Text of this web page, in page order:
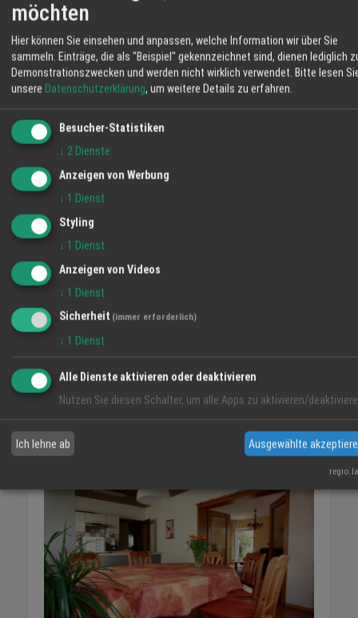
Partner von
Angebote
Angebote
Angebot
Unsere kleine Wohnung
möchten
Hier können Sie einsehen und anpassen, welche Information wir über Sie
sammeln. Einträge, die als "Beispiel" gekennzeichnet sind, dienen lediglich
Demonstrationszwecken und werden nicht wirklich verwendet. Bitte lesen
unsere Datenschutzerklärung, um weitere Details zu erfahren.
Besucher-Statistiken
↓ 2 Dienste
Anzeigen von Werbung
↓ 1 Dienst
Styling
↓ 1 Dienst
Anzeigen von Videos
↓ 1 Dienst
Sicherheit (immer erforderlich)
↓ 1 Dienst
Alle Dienste aktivieren oder deaktivieren
Nutzen Sie diesen Schalter, um alle Apps zu aktivieren/
Ich lehne ab Ausgewählte